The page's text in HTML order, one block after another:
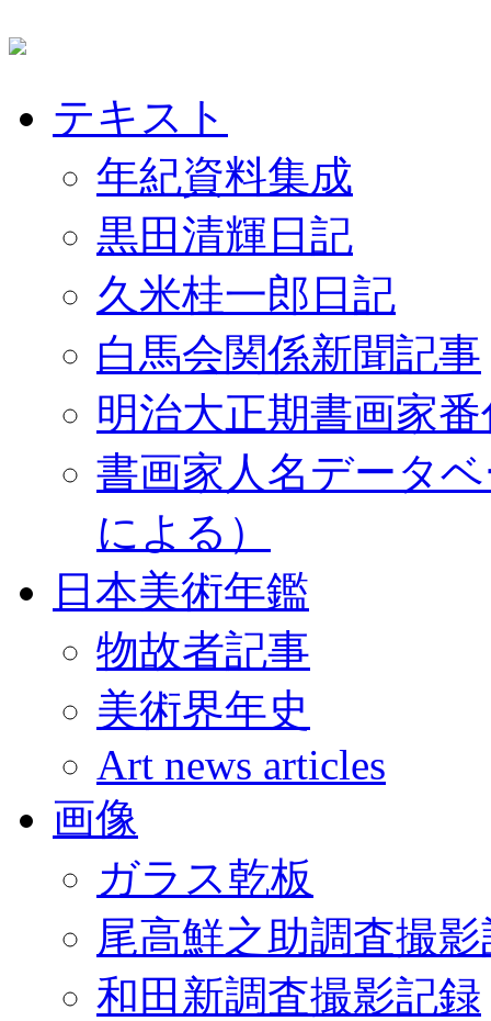
テキスト
年紀資料集成
黒田清輝日記
久米桂一郎日記
白馬会関係新聞記事
明治大正期書画家
書画家人名データ
による）
日本美術年鑑
物故者記事
美術界年史
Art news articles
画像
ガラス乾板
尾高鮮之助調査撮
和田新調査撮影記録